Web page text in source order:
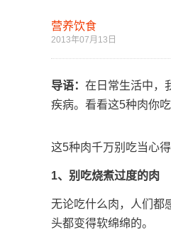
营养饮食
2013年07月13日
导语： 在日常生活中，
疾病。看看这5种肉你
这5种肉千万别吃当心
1、别吃烧煮过度的肉
无论吃什么肉，人们都
头都变得软绵绵的。